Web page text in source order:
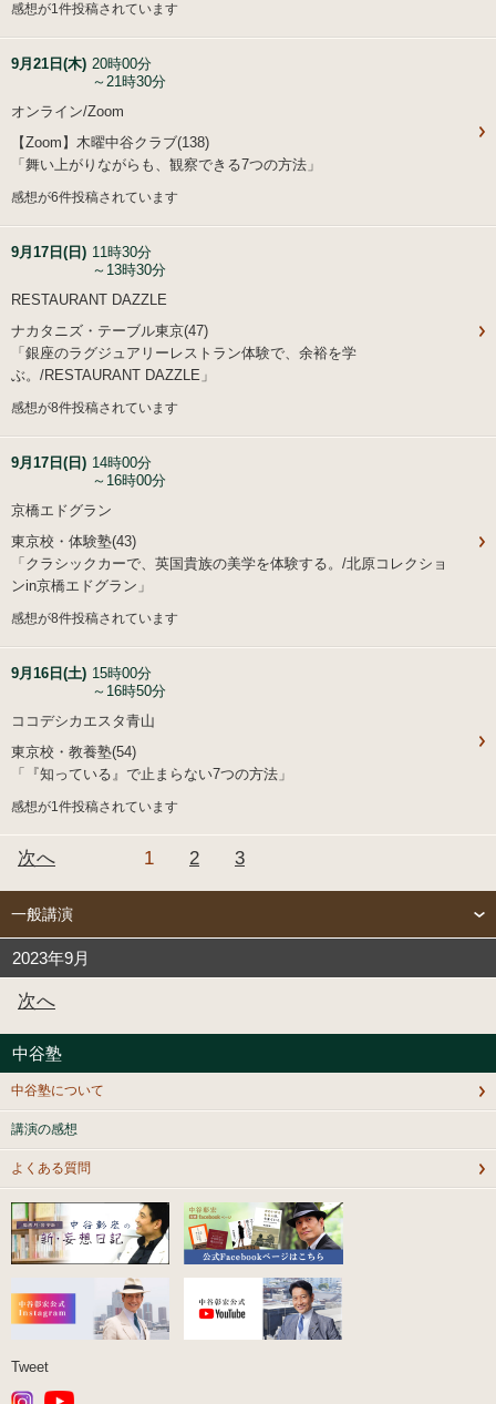
感想が1件投稿されています
9月21日(木) 20時00分
～21時30分
オンライン/Zoom
【Zoom】木曜中谷クラブ(138)
「舞い上がりながらも、観察できる7つの方法」
感想が6件投稿されています
9月17日(日) 11時30分
～13時30分
RESTAURANT DAZZLE
ナカタニズ・テーブル東京(47)
「銀座のラグジュアリーレストラン体験で、余裕を学
ぶ。/RESTAURANT DAZZLE」
感想が8件投稿されています
9月17日(日) 14時00分
～16時00分
京橋エドグラン
東京校・体験塾(43)
「クラシックカーで、英国貴族の美学を体験する。/北原コレクショ
ンin京橋エドグラン」
感想が8件投稿されています
9月16日(土) 15時00分
～16時50分
ココデシカエスタ青山
東京校・教養塾(54)
「『知っている』で止まらない7つの方法」
感想が1件投稿されています
1 2 3
次へ
一般講演
2023年9月
次へ
中谷塾
中谷塾について
講演の感想
よくある質問
Tweet